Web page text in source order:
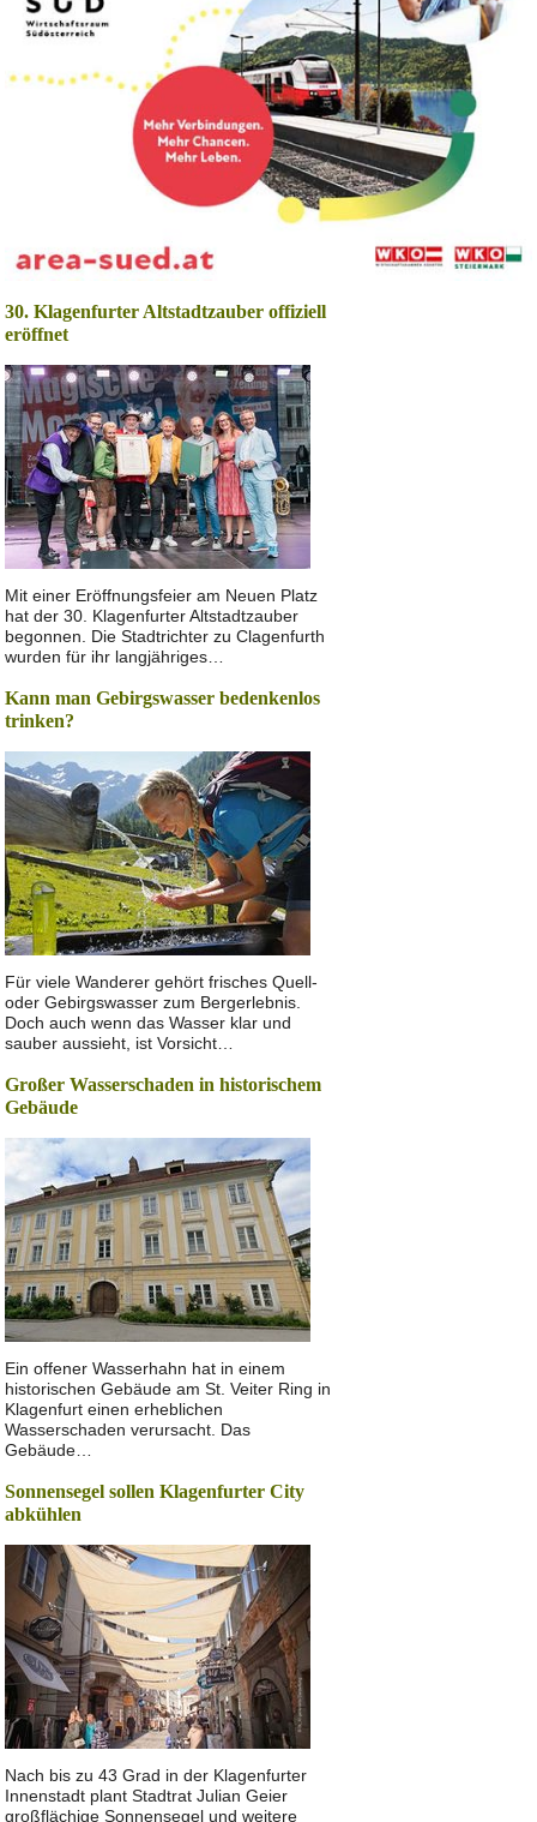
30. Klagenfurter Altstadtzauber offiziell
eröffnet
Mit einer Eröffnungsfeier am Neuen Platz
hat der 30. Klagenfurter Altstadtzauber
begonnen. Die Stadtrichter zu Clagenfurth
wurden für ihr langjähriges…
Kann man Gebirgswasser bedenkenlos
trinken?
Für viele Wanderer gehört frisches Quell-
oder Gebirgswasser zum Bergerlebnis.
Doch auch wenn das Wasser klar und
sauber aussieht, ist Vorsicht…
Großer Wasserschaden in historischem
Gebäude
Ein offener Wasserhahn hat in einem
historischen Gebäude am St. Veiter Ring in
Klagenfurt einen erheblichen
Wasserschaden verursacht. Das
Gebäude…
Sonnensegel sollen Klagenfurter City
abkühlen
Nach bis zu 43 Grad in der Klagenfurter
Innenstadt plant Stadtrat Julian Geier
großflächige Sonnensegel und weitere